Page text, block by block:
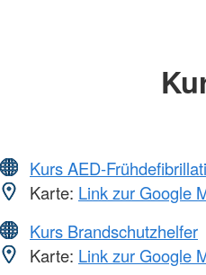
Kurs AED-
Karte: Link zur Google
Kurs Brandschutzhelfer
Karte: Link zur Google